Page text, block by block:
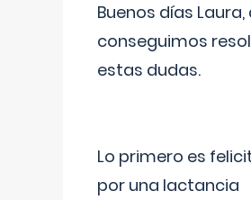
Buenos días Laura,
conseguimos
estas dudas.
Lo primero es
por una lactancia